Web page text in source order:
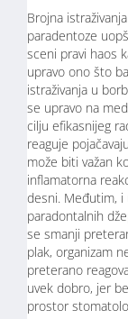
Brojna
paradentoze
sceni pravi haos
upravo ono što
istraživanja u
se upravo na
cilju efikasnijeg
reaguje
može biti važan
inflamatorna
desni. Međutim, i
paradontalnih
se smanji
plak, organizam
preterano
uvek dobro, jer
prostor